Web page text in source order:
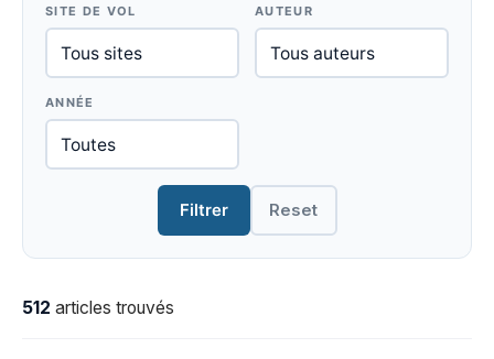
SITE DE VOL AUTEUR
ANNÉE
Filtrer Reset
512 articles trouvés